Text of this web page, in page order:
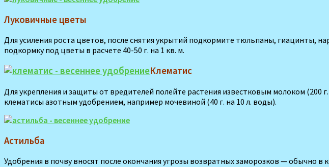
Луковичные цветы
Для усиления роста цветов, после снятия укрытий подкормите тюльпаны, гиацин­ты,
подкормку под цветы в расчете 40-50 г. на 1 кв. м.
Клематис
Для укрепления и защиты от вредителей полейте рас­тения известковым моло­ком (200
клематисы азотным удобрением, например моче­виной (40 г. на 10 л. воды).
Астильба
Удобрения в почву вносят по­сле окончания угрозы воз­вратных заморозков — обычно в